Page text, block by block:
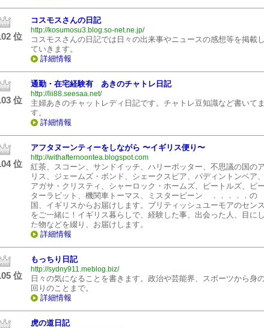
位
コスモスさんの日記
http://kosumosu3.blog.so-net.ne.jp/
コスモスさんの日記では日々の出来事やニュースの感想等を掲載し
ていきます。
詳細情報
位
通勤・在宅経験有 あきのチャトレ日記
http://lii88.seesaa.net/
主婦あきのチャットレディ日記です。チャトレ豆知識など書いてま
す。
詳細情報
位
アフタヌーンティーをしながら 〜イギリス便り〜
http://withafternoontea.blogspot.com
紅茶、スコーン、サンドイッチ、ハリーポッター、不思議の国のア
リス、ジェームズ・ボンド、シェークスピア、パディントンベア、
アガサ・クリスティ、シャーロック・ホームズ、ビートルズ、ピー
ターラビット、機関車トーマス、ミスタービーン ．．．．．の
国、イギリスからお届けします。ブリティッシュユーモアのセンス
をご一緒に！イギリス暮らしで、経験した事、出会った人、目にし
た物などを綴り、お届けします。
詳細情報
位
もっちり日記
http://sydny911.meblog.biz/
日々の気になることを書きます。政治や芸能界、スポーツから身
回りのことまで。
詳細情報
虎の道日記